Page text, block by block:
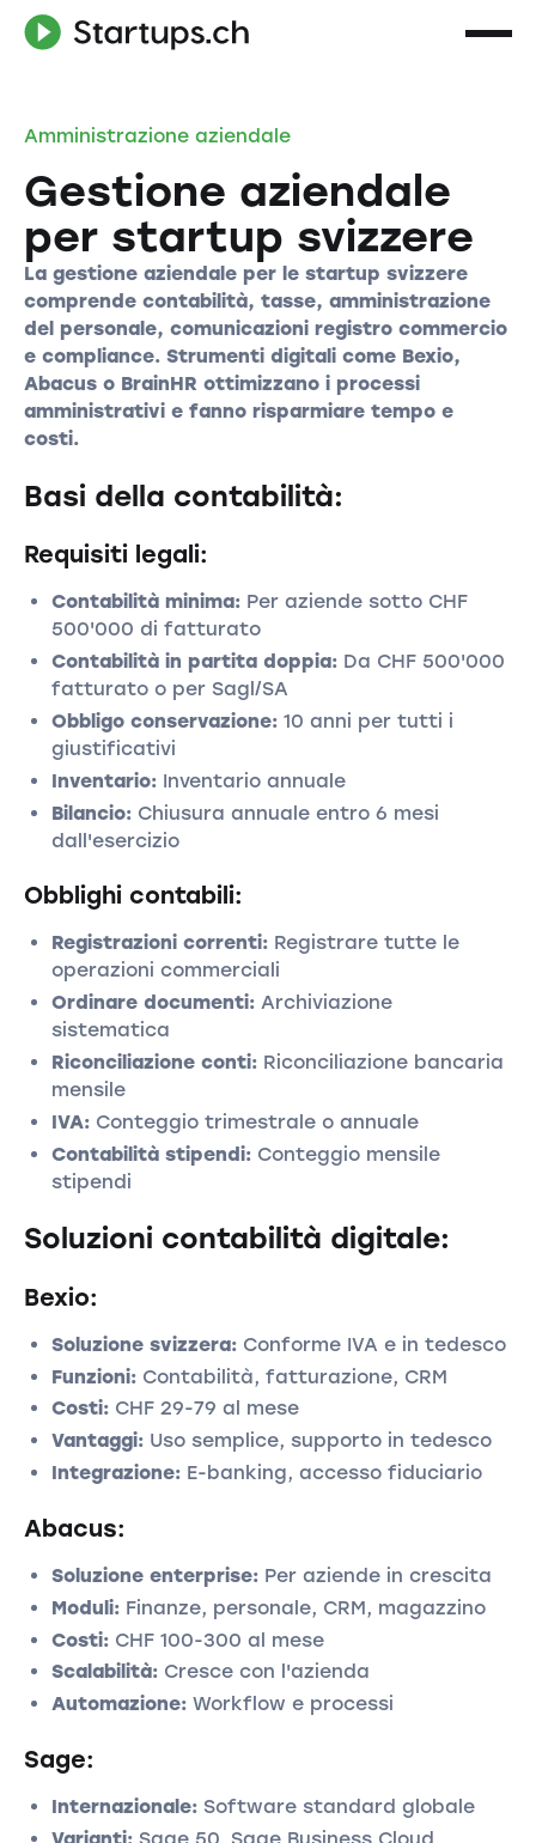
Amministrazione aziendale
Gestione aziendale
per startup svizzere
La gestione aziendale per le startup svizzere
comprende contabilità, tasse, amministrazione
del personale, comunicazioni registro commercio
e compliance. Strumenti digitali come Bexio,
Abacus o BrainHR ottimizzano i processi
amministrativi e fanno risparmiare tempo e
costi.
Basi della contabilità:
Requisiti legali:
Contabilità minima: Per aziende sotto CHF
500'000 di fatturato
Contabilità in partita doppia: Da CHF 500'000
fatturato o per Sagl/SA
Obbligo conservazione: 10 anni per tutti i
giustificativi
Inventario: Inventario annuale
Bilancio: Chiusura annuale entro 6 mesi
dall'esercizio
Obblighi contabili:
Registrazioni correnti: Registrare tutte le
operazioni commerciali
Ordinare documenti: Archiviazione
sistematica
Riconciliazione conti: Riconciliazione bancaria
mensile
IVA: Conteggio trimestrale o annuale
Contabilità stipendi: Conteggio mensile
stipendi
Soluzioni contabilità digitale:
Bexio:
Soluzione svizzera: Conforme IVA e in tedesco
Funzioni: Contabilità, fatturazione, CRM
Costi: CHF 29-79 al mese
Vantaggi: Uso semplice, supporto in tedesco
Integrazione: E-banking, accesso fiduciario
Abacus:
Soluzione enterprise: Per aziende in crescita
Moduli: Finanze, personale, CRM, magazzino
Costi: CHF 100-300 al mese
Scalabilità: Cresce con l'azienda
Automazione: Workflow e processi
Sage:
Internazionale: Software standard globale
Varianti: Sage 50, Sage Business Cloud